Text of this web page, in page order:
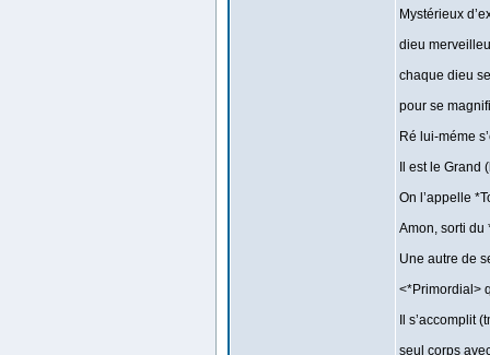
Mystérieux
dieu
chaque dieu
pour se
Ré lui-méme
Il est le
On l’appelle
Amon, sorti du
Une autre de
<*Primordial>
Il s’accomplit
seul corps